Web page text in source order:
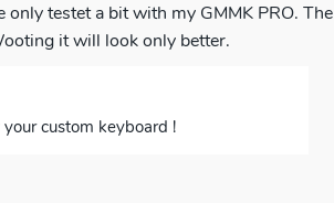
testet a bit with my GMMK PRO. The
it will look only better.
custom keyboard !